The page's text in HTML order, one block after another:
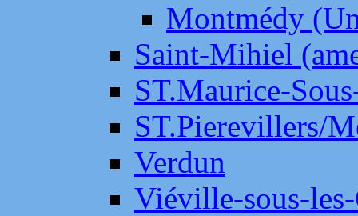
Montmédy
Saint-Mihiel
ST.Maurice-
ST.Pierevillers/
Verdun
Viéville-sous-